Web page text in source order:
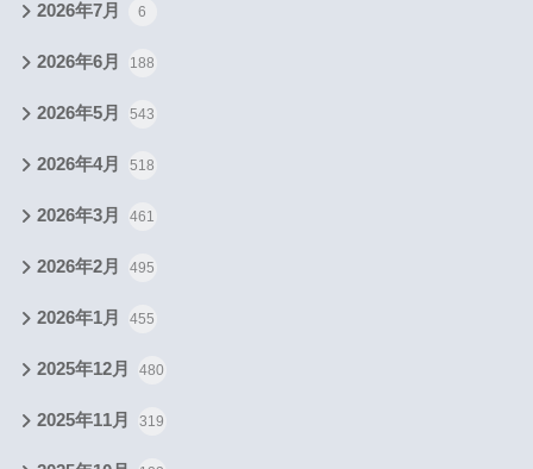
2026年7月 6
2026年6月 188
2026年5月 543
2026年4月 518
2026年3月 461
2026年2月 495
2026年1月 455
2025年12月 480
2025年11月 319